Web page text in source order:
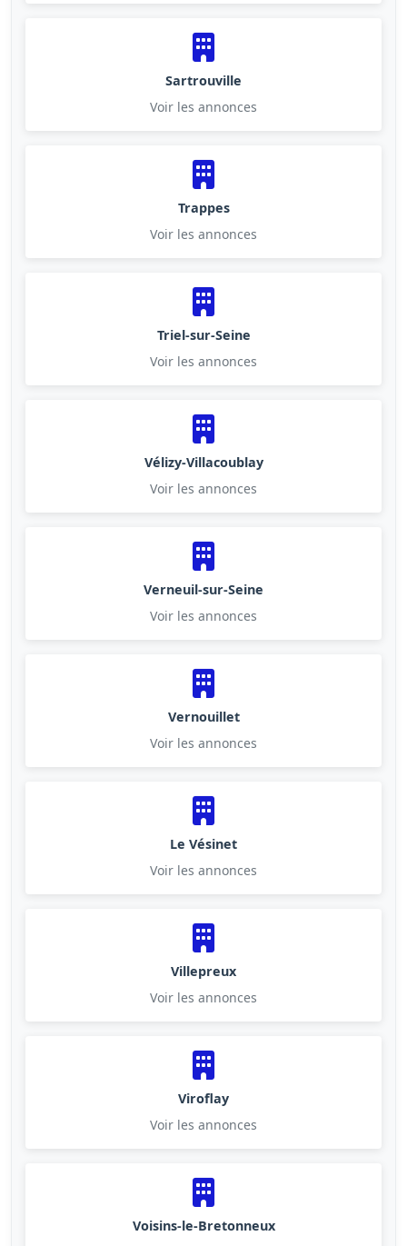
Sartrouville
Voir les annonces
Trappes
Voir les annonces
Triel-sur-Seine
Voir les annonces
Vélizy-Villacoublay
Voir les annonces
Verneuil-sur-Seine
Voir les annonces
Vernouillet
Voir les annonces
Le Vésinet
Voir les annonces
Villepreux
Voir les annonces
Viroflay
Voir les annonces
Voisins-le-Bretonneux